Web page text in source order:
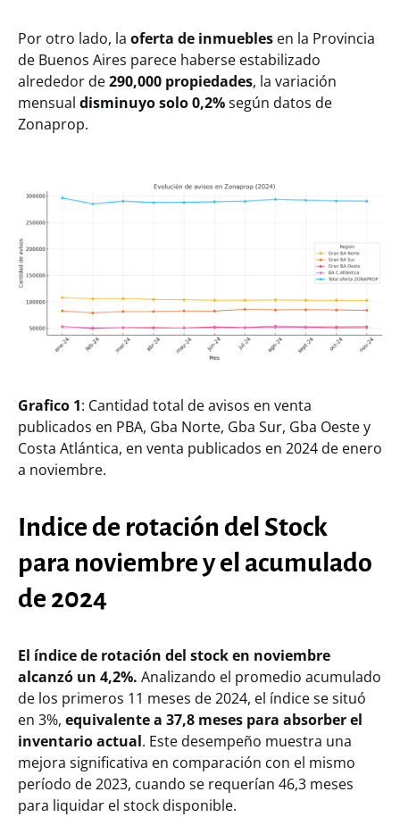
Por otro lado, la oferta de inmuebles en la Provincia
de Buenos Aires parece haberse estabilizado
alrededor de290,000 propiedades, la variación
mensual disminuyo solo 0,2%según datos de
Zonaprop.
Grafico 1: Cantidad total de avisos en venta
publicados en PBA, Gba Norte, Gba Sur, Gba Oeste y
Costa Atlántica, en venta publicados en 2024 de enero
a noviembre.
Indice de rotación del Stock
para noviembre y el acumulado
de 2024
El índice de rotación del stock en noviembre
alcanzó un 4,2%. Analizando el promedio acumulado
de los primeros 11 meses de 2024, el índice se situó
en 3%, equivalente a 37,8 meses para absorber el
inventario actual. Este desempeño muestra una
mejora significativa en comparación con el mismo
período de 2023, cuando se requerían 46,3 meses
para liquidar el stock disponible.